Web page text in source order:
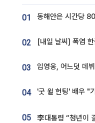
01
02
03
04
05